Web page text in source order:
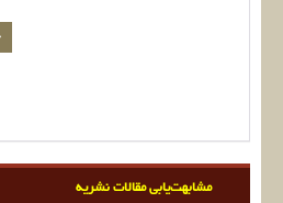
مشابهت‌یابی مقالات نشریه